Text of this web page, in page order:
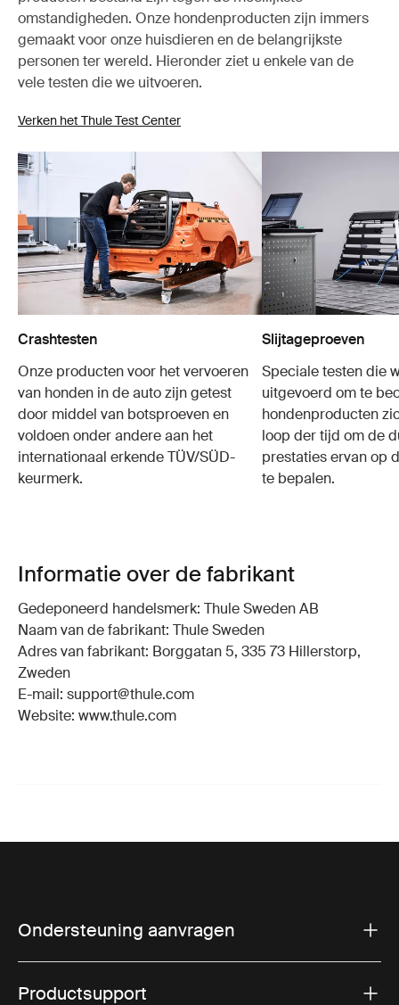
omstandigheden. Onze hondenproducten zijn immers
gemaakt voor onze huisdieren en de belangrijkste
personen ter wereld. Hieronder ziet u enkele van de
vele testen die we uitvoeren.
Verken het Thule Test Center
Crashtesten
Onze producten voor het vervoeren
van honden in de auto zijn getest
door middel van botsproeven en
voldoen onder andere aan het
internationaal erkende TÜV/SÜD-
keurmerk.
Slijtageproeven
Speciale testen die
uitgevoerd om te
hondenproducten
loop der tijd om de
prestaties ervan op
te bepalen.
Informatie over de fabrikant
Gedeponeerd handelsmerk: Thule Sweden AB
Naam van de fabrikant: Thule Sweden
Adres van fabrikant: Borggatan 5, 335 73 Hillerstorp,
Zweden
E-mail: support@thule.com
Website: www.thule.com
Ondersteuning aanvragen
Productsupport